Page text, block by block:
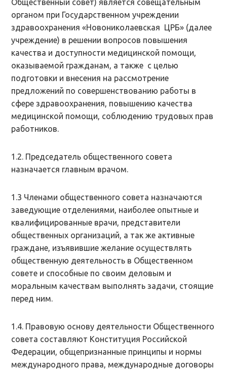
Общественный совет) является совещательным
органом при Государственном учреждении
здравоохранения «Новониколаевская ЦРБ» (далее
учреждение) в решении вопросов повышения
качества и доступности медицинской помощи,
оказываемой гражданам, а также с целью
подготовки и внесения на рассмотрение
предложений по совершенствованию работы в
сфере здравоохранения, повышению качества
медицинской помощи, соблюдению трудовых прав
работников.
1.2. Председатель общественного совета
назначается главным врачом.
1.3 Членами общественного совета назначаются
заведующие отделениями, наиболее опытные и
квалифицированные врачи, представители
общественных организаций, а так же активные
граждане, изъявившие желание осуществлять
общественную деятельность в Общественном
совете и способные по своим деловым и
моральным качествам выполнять задачи, стоящие
перед ним.
1.4. Правовую основу деятельности Общественного
совета составляют Конституция Российской
Федерации, общепризнанные принципы и нормы
международного права, международные договоры